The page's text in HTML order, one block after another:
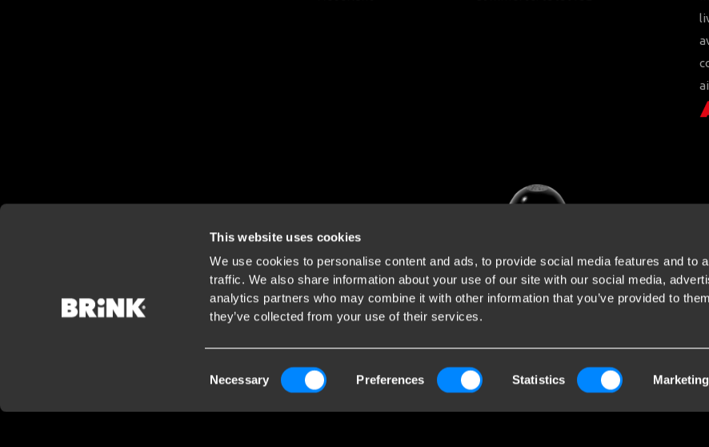
This website uses cookies
We use cookies to personalise content and ads, to provide social media features and to
traffic. We also share information about your use of our site with our social media,
analytics partners who may combine it with other information that you’ve provided to
they’ve collected from your use of their services.
Selection
Necessary Preferences Statistics Marketing